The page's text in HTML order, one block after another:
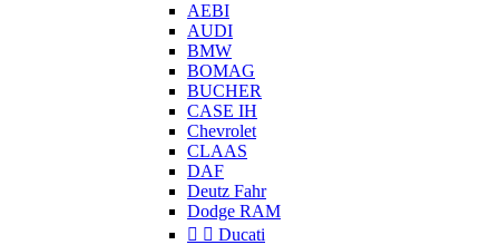
AEBI
AUDI
BMW
BOMAG
BUCHER
CASE IH
Chevrolet
CLAAS
DAF
Deutz Fahr
Dodge RAM
  Ducati